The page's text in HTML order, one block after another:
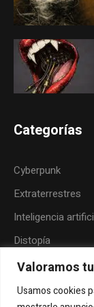
Valoramos
Usamos cookies
Categorías
Cyberpunk
Extraterrestres
Inteligencia
Distopía
Neoindigenismo
Posthumanismo